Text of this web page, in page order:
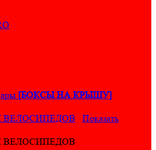
[БОКСЫ НА КРЫШУ]
ВЕЛОСИПЕДОВ
Показать
ВЕЛОСИПЕДОВ